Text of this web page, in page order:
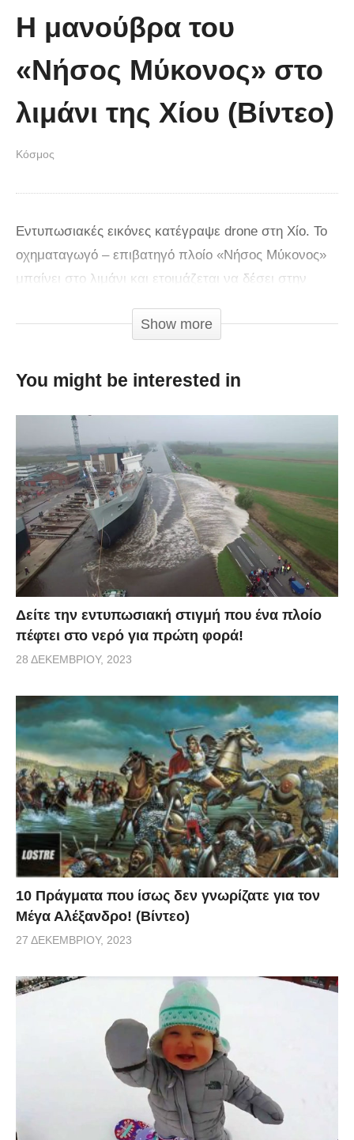
Οι 5 Γιατροί Κρύφτηκαν πίσω από
όταν έπεσε απλά ΔΕΝ περιγράφεται!
Η μανούβρα του
«Νήσος Μύκονος» στο
λιμάνι της Χίου (Βίντεο)
Κόσμος
Εντυπωσιακές εικόνες κατέγραψε drone στη Χίο. Το
οχηματαγωγό – επιβατηγό πλοίο «Νήσος Μύκονος»
μπαίνει στο λιμάνι και ετοιμάζεται να δέσει στην
Show more
You might be interested in
Δείτε την εντυπωσιακή στιγμή που ένα πλοίο
πέφτει στο νερό για πρώτη φορά!
28 ΔΕΚΕΜΒΡΊΟΥ, 2023
10 Πράγματα που ίσως δεν γνωρίζατε για τον
Μέγα Αλέξανδρο! (Βίντεο)
27 ΔΕΚΕΜΒΡΊΟΥ, 2023